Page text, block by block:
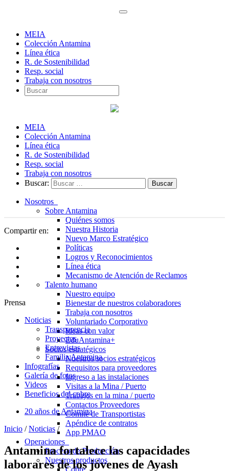
MEIA
Colección Antamina
Línea ética
R. de Sostenibilidad
Resp. social
Trabaja con nosotros
MEIA
Colección Antamina
Línea ética
R. de Sostenibilidad
Resp. social
Trabaja con nosotros
Buscar:
Nosotros
Sobre Antamina
Quiénes somos
Nuestra Historia
Nuevo Marco Estratégico
Políticas
Logros y Reconocimientos
Línea ética
Mecanismo de Atención de Reclamos
Talento humano
Nuestro equipo
Bienestar de nuestros colaboradores
Trabaja con nosotros
Voluntariado Corporativo
Ideas con valor
EduAntamina+
Socios estratégicos
Nuestros socios estratégicos
Requisitos para proveedores
Ingreso a las instalaciones
Visitas a la Mina / Puerto
Trabajos en la mina / puerto
Contactos Proveedores
Comité de Transportistas
Apéndice de contratos
App PMAO
Operaciones
Proceso de Producción
Nuestros productos
Cobre
Compartir en:
Prensa
Noticias
Transparencia
Proyectos
Entrevistas
Familia Antamina
Infografías
Galería de fotos
Videos
Beneficios del cobre
20 años de Antamina
Inicio /Noticias /
Antamina fortalece las capacidades
laborares de los jóvenes de Ayash